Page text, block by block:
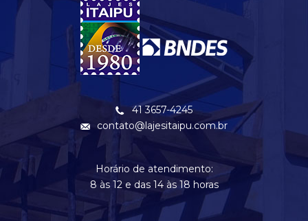
41 3657-4245
contato@lajesitaipu.com.br
Horário de atendimento:
8 às 12 e das 14 às 18 horas